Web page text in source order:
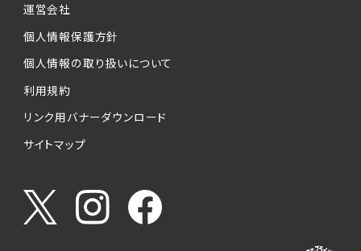
運営会社
個人情報保護方針
個人情報の取り扱いについて
利用規約
リンク用バナーダウンロード
サイトマップ